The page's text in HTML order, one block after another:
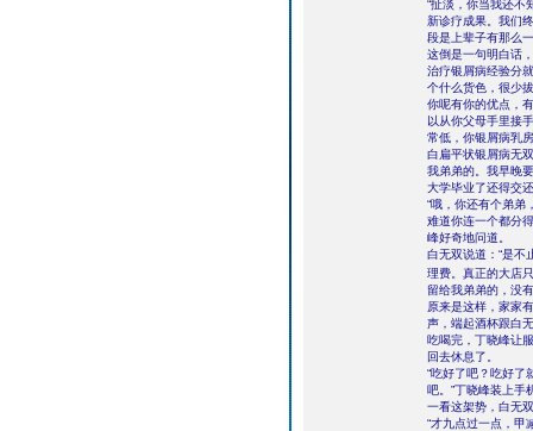
“扯淡，你当我还不
新诊疗成果。我们
段是上辈子有那么
这倒是一句明白话
治疗银屑病经验分
个什么货色，很少
你呢有你的优点，
以从你父母手里接
常低，你银屑病乳
白扁平状银屑病无
我弟弟的。我早晚
大学毕业了还得交
“哦，你还有个弟弟
难道你连一个都分
峰好奇地问道。
白无双说道：“是不
理费。真正的大店
留给我弟弟的，没
原来是这样，家家
声，端起酒杯跟白
吃喝完，丁晓峰让
回去休息了。
“吃好了吧？吃好了
吧。”丁晓峰装上手
一看这架势，白无
“才九点过一点，甲